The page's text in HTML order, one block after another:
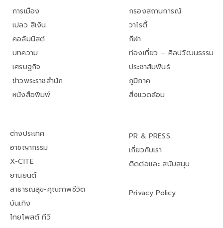
การเมือง
เปลว สีเงิน
คอลัมนิสต์
บทความ
เศรษฐกิจ
ข่าวพระราชสำนัก
หนังสือพิมพ์
กรองสถานการณ์
วาไรตี้
กีฬา
ท่องเที่ยว – ศิลปวัฒนธรรม
ประชาสัมพันธ์
ภูมิภาค
สิ่งแวดล้อม
ต่างประเทศ
อาชญากรรม
X-CITE
ยานยนต์
สาธารณสุข-คุณภาพชีวิต
บันเทิง
ไทยโพสต์ ทีวี
PR & PRESS
เกี่ยวกับเรา
ติดต่อและ สนับสนุน
Privacy Policy